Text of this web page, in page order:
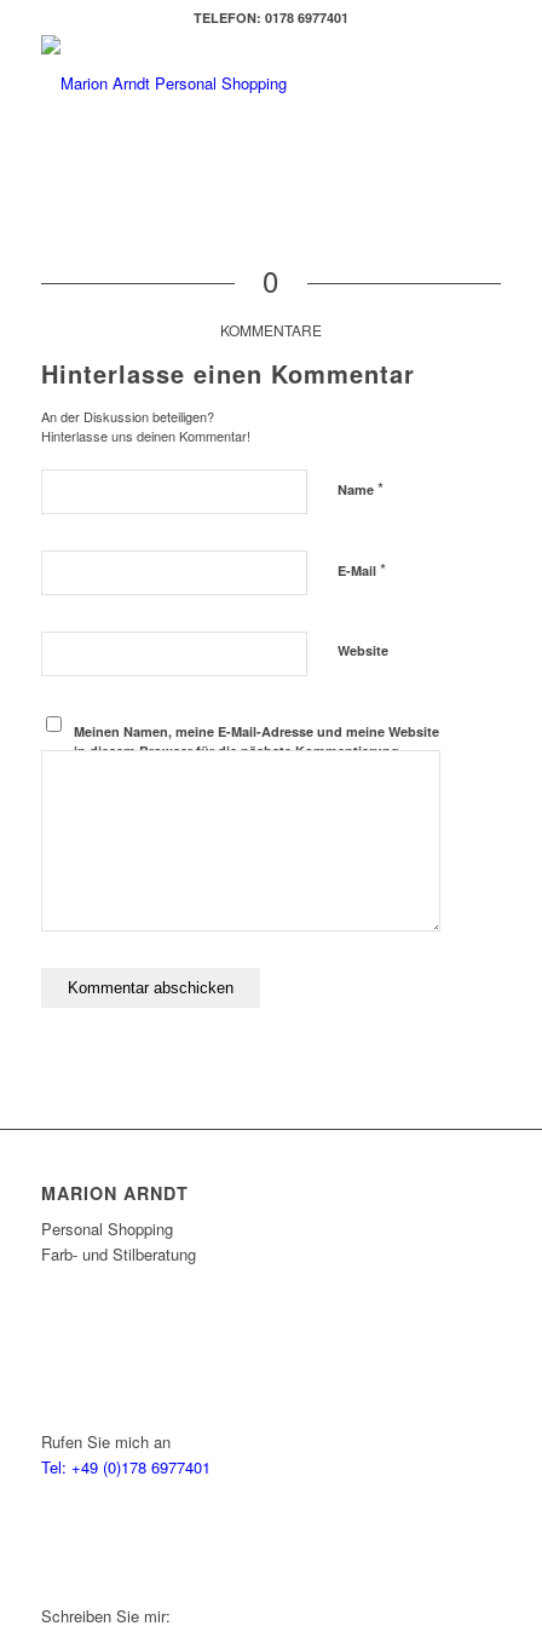
TELEFON: 0178 6977401
0
KOMMENTARE
Hinterlasse einen Kommentar
An der Diskussion beteiligen?
Hinterlasse uns deinen Kommentar!
Name *
E-Mail *
Website
Meinen Namen, meine E-Mail-Adresse und meine Website
in diesem Browser für die nächste Kommentierung
MARION ARNDT
Personal Shopping
Farb- und Stilberatung
Rufen Sie mich an
Tel: +49 (0)178 6977401
Schreiben Sie mir: